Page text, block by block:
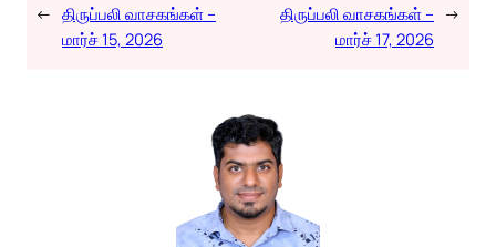
← திருப்பலி வாசகங்கள் –
மார்ச் 15, 2026
திருப்பலி வாசகங்கள் –
மார்ச் 17, 2026
→